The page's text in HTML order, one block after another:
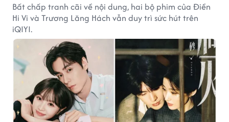
Bất chấp tranh cãi về nội dung, hai bộ phim của Điền
Hi Vi và Trương Lăng Hách vẫn duy trì sức hút trên
iQIYI.